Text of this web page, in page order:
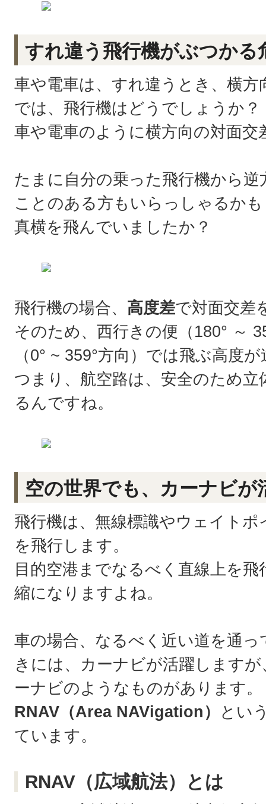
すれ違う飛行機がぶつかる
車や電車は、すれ違うとき、横
では、飛行機はどうでしょうか？
車や電車のように横方向の対面交
たまに自分の乗った飛行機から
ことのある方もいらっしゃるか
真横を飛んでいましたか？
飛行機の場合、 高度差で対面交差
そのため、西行きの便（180° ～
（0° ~ 359°方向）では飛ぶ高度
つまり、航空路は、安全のため
るんですね。
空の世界でも、カーナビが
飛行機は、無線標識やウェイト
を飛行します。
目的空港までなるべく直線上を
縮になりますよね。
車の場合、なるべく近い道を通
きには、カーナビが活躍します
ーナビのようなものがあります。
RNAV（Area NAVigation）
とい
ています。
RNAV（広域航法）とは